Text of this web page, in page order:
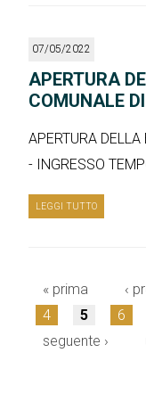
07/05/2022
APERTURA
COMUNALE
APERTURA
- INGRESSO
LEGGI TUTTO
Pagine
« prima ‹
4
5 6
seguente ›